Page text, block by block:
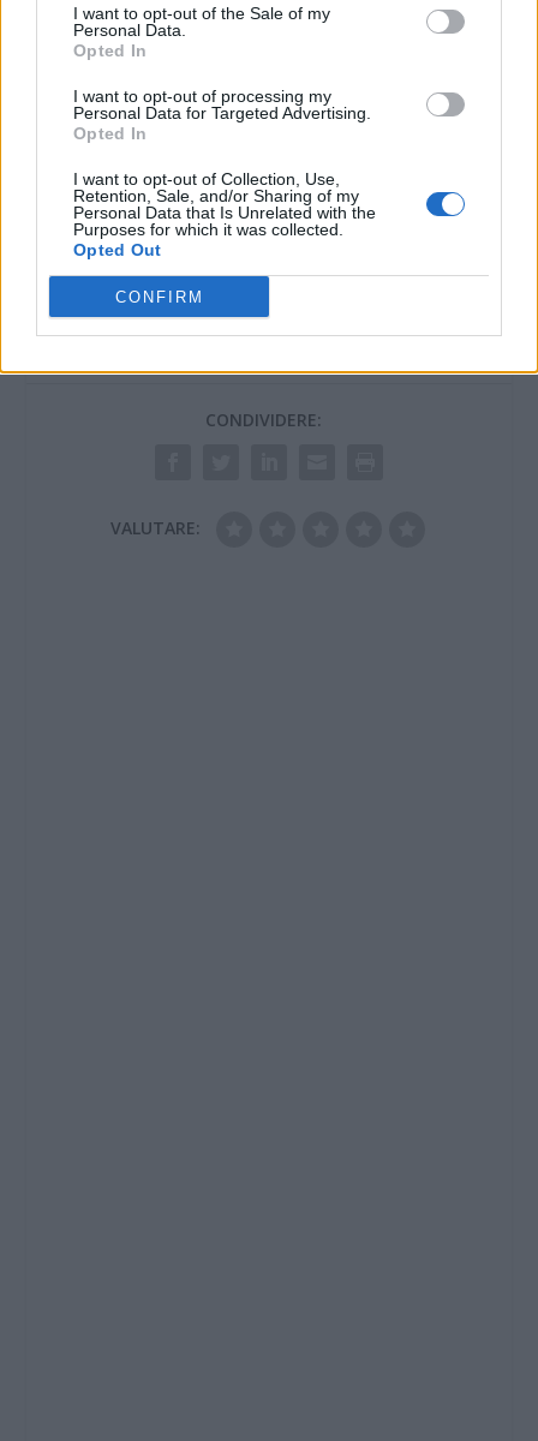
I want to opt-out of the Sale of my
Personal Data.
Opted In
I want to opt-out of processing my
Personal Data for Targeted Advertising.
Opted In
I want to opt-out of Collection, Use,
Retention, Sale, and/or Sharing of my
Personal Data that Is Unrelated with the
Purposes for which it was collected.
Opted Out
CONFIRM
Castelli Aperti 2024:
tutti gli appuntamenti
ottobre
17 Ottobre 2024
In "Dove Andare"
CONDIVIDERE:
VALUTARE: